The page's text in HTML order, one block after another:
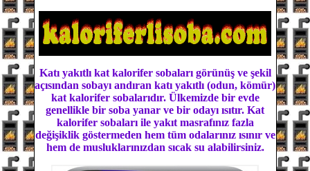
Katı yakıtlı kat kalorifer sobaları görünüş ve şekil
açısından sobayı andıran katı yakıtlı (odun, kömür)
kat kalorifer sobalarıdır. Ülkemizde bir evde
genellikle bir soba yanar ve bir odayı ısıtır. Kat
kalorifer sobaları ile yakıt masrafınız fazla
değişiklik göstermeden hem tüm odalarınız ısınır ve
hem de musluklarınızdan sıcak su alabilirsiniz.